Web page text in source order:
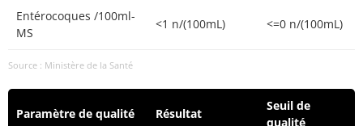
Entérocoques /100ml-
MS
<1 n/(100mL) <=0 n/(100mL)
Source : Ministère de la Santé
Paramètre de qualité Résultat
Seuil de
qualité